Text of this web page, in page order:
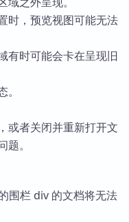
时，预览视图可能无法
有时可能会卡在呈现旧
或者关闭并重新打开文
。
围栏 div 的文档将无法